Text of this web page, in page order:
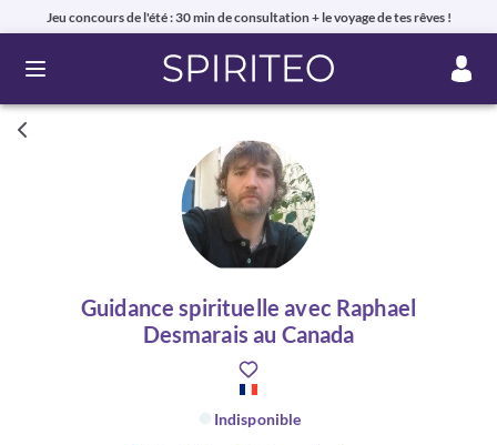
Jeu concours de l'été : 30 min de consultation + le voyage de tes rêves !
Ouvrir le menu
Guidance spirituelle avec Raphael
Desmarais au Canada
Indisponible